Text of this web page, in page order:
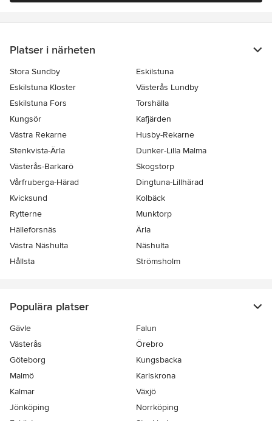
Platser i närheten
Stora Sundby
Eskilstuna
Eskilstuna Kloster
Västerås Lundby
Eskilstuna Fors
Torshälla
Kungsör
Kafjärden
Västra Rekarne
Husby-Rekarne
Stenkvista-Ärla
Dunker-Lilla Malma
Västerås-Barkarö
Skogstorp
Vårfruberga-Härad
Dingtuna-Lillhärad
Kvicksund
Kolbäck
Rytterne
Munktorp
Hälleforsnäs
Ärla
Västra Näshulta
Näshulta
Hållsta
Strömsholm
Populära platser
Gävle
Falun
Västerås
Örebro
Göteborg
Kungsbacka
Malmö
Karlskrona
Kalmar
Växjö
Jönköping
Norrköping